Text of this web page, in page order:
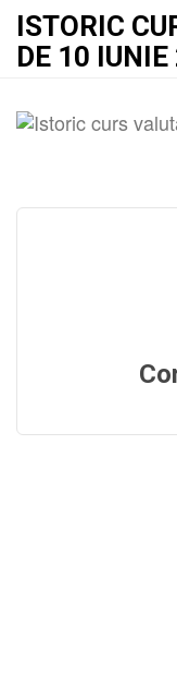
ISTORIC
DE 10